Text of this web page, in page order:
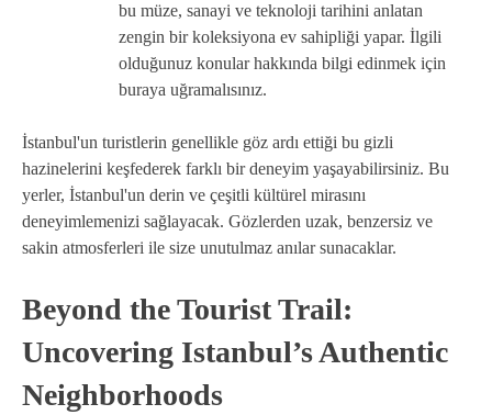
bu müze, sanayi ve teknoloji tarihini anlatan
zengin bir koleksiyona ev sahipliği yapar. İlgili
olduğunuz konular hakkında bilgi edinmek için
buraya uğramalısınız.
İstanbul'un turistlerin genellikle göz ardı ettiği bu gizli
hazinelerini keşfederek farklı bir deneyim yaşayabilirsiniz. Bu
yerler, İstanbul'un derin ve çeşitli kültürel mirasını
deneyimlemenizi sağlayacak. Gözlerden uzak, benzersiz ve
sakin atmosferleri ile size unutulmaz anılar sunacaklar.
Beyond the Tourist Trail:
Uncovering Istanbul’s Authentic
Neighborhoods